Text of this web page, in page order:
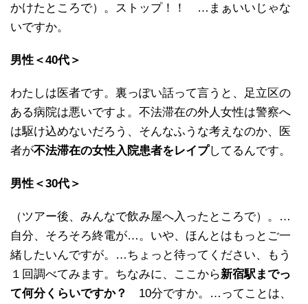
かけたところで）。ストップ！！ …まぁいいじゃな
いですか。
男性＜40代＞
わたしは医者です。裏っぽい話って言うと、足立区の
ある病院は悪いですよ。不法滞在の外人女性は警察へ
は駆け込めないだろう、そんなふうな考えなのか、医
者が不法滞在の女性入院患者をレイプしてるんです。
男性＜30代＞
（ツアー後、みんなで飲み屋へ入ったところで）。…
自分、そろそろ終電が…。いや、ほんとはもっとご一
緒したいんですが。…ちょっと待ってください、もう
１回調べてみます。ちなみに、ここから新宿駅までっ
て何分くらいですか？
10分ですか。…ってことは、